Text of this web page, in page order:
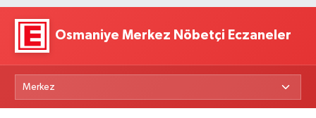
Osmaniye Merkez Nöbetçi Eczaneler